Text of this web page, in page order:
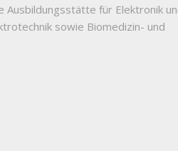
Ausbildungsstätte für Elektronik
sowie Biomedizin- und